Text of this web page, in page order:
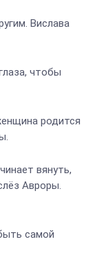
Вислава
чтобы
родится
вянуть,
Авроры.
самой